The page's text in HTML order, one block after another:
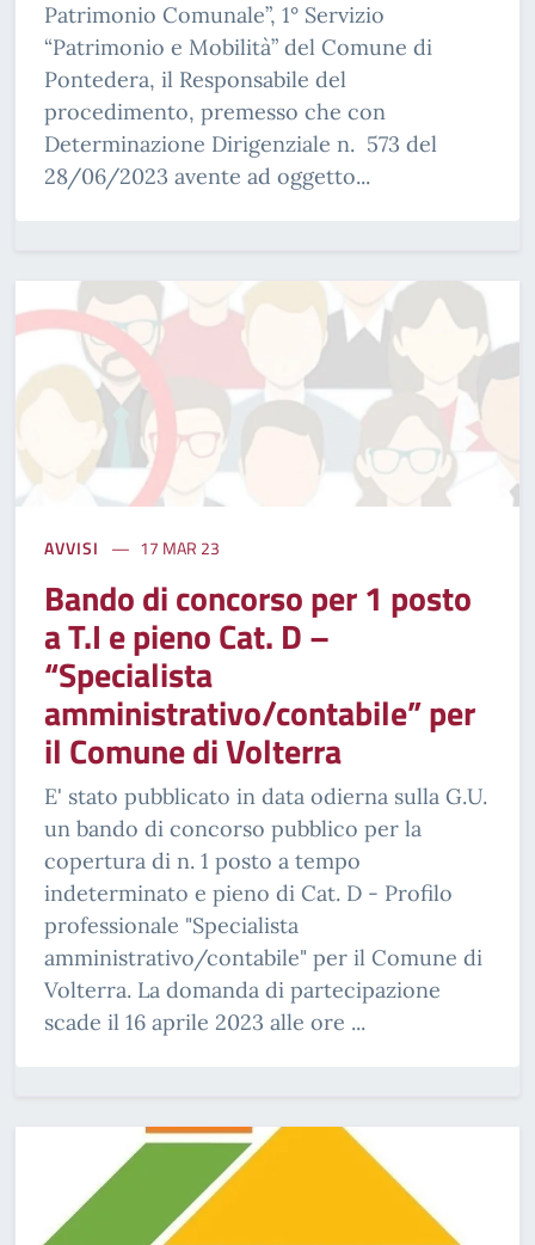
Patrimonio Comunale”, 1° Servizio
“Patrimonio e Mobilità” del Comune di
Pontedera, il Responsabile del
procedimento, premesso che con
Determinazione Dirigenziale n. 573 del
28/06/2023 avente ad oggetto...
AVVISI 17 MAR 23
Bando di concorso per 1 posto
a T.I e pieno Cat. D –
“Specialista
amministrativo/contabile” per
il Comune di Volterra
E' stato pubblicato in data odierna sulla G.U.
un bando di concorso pubblico per la
copertura di n. 1 posto a tempo
indeterminato e pieno di Cat. D - Profilo
professionale "Specialista
amministrativo/contabile" per il Comune di
Volterra. La domanda di partecipazione
scade il 16 aprile 2023 alle ore ...